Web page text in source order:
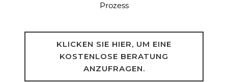
Prozess
KLICKEN SIE HIER, UM EINE
KOSTENLOSE BERATUNG
ANZUFRAGEN.